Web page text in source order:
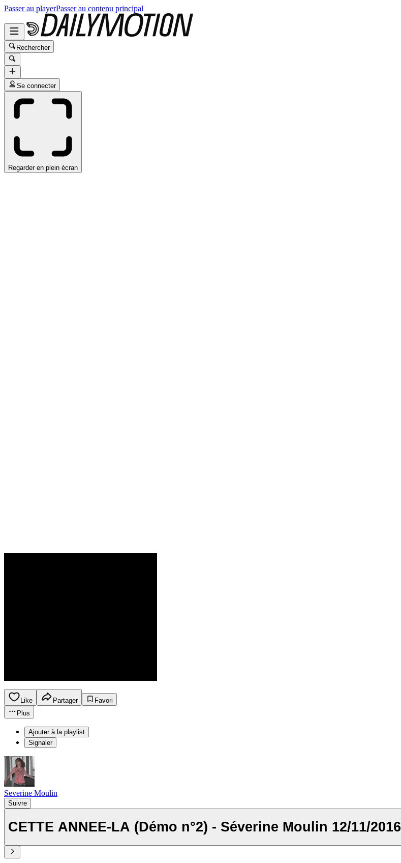
Passer au playerPasser au contenu principal
Rechercher
Se connecter
Regarder en plein écran
Like Partager
Favori
Plus
Ajouter à la playlist
Signaler
Severine Moulin
Suivre
CETTE ANNEE-LA (Démo n°2) - Séverine Moulin 12/11/2016